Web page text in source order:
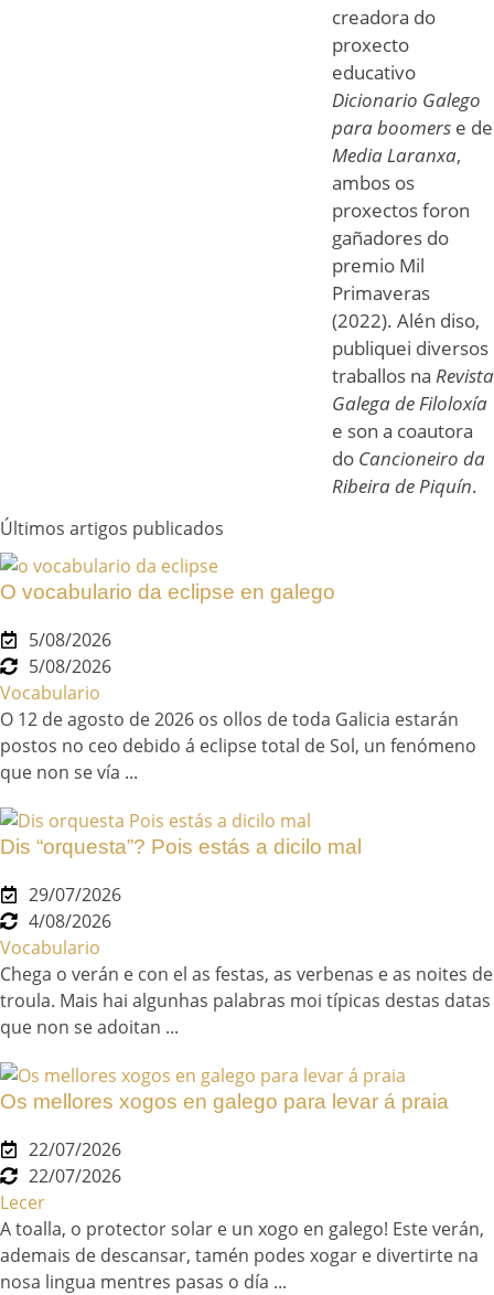
creadora do
proxecto
educativo
Dicionario Galego
para boomers e de
Media Laranxa,
ambos os
proxectos foron
gañadores do
premio Mil
Primaveras
(2022). Alén diso,
publiquei diversos
traballos na Revista
Galega de Filoloxía
e son a coautora
do Cancioneiro da
Ribeira de Piquín.
Últimos artigos publicados
O vocabulario da eclipse en galego
5/08/2026
5/08/2026
Vocabulario
O 12 de agosto de 2026 os ollos de toda Galicia estarán
postos no ceo debido á eclipse total de Sol, un fenómeno
que non se vía ...
Dis “orquesta”? Pois estás a dicilo mal
29/07/2026
4/08/2026
Vocabulario
Chega o verán e con el as festas, as verbenas e as noites de
troula. Mais hai algunhas palabras moi típicas destas datas
que non se adoitan ...
Os mellores xogos en galego para levar á praia
22/07/2026
22/07/2026
Lecer
A toalla, o protector solar e un xogo en galego! Este verán,
ademais de descansar, tamén podes xogar e divertirte na
nosa lingua mentres pasas o día ...